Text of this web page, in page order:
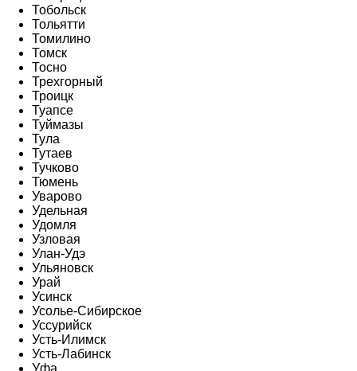
Тобольск
Тольятти
Томилино
Томск
Тосно
Трехгорный
Троицк
Туапсе
Туймазы
Тула
Тутаев
Тучково
Тюмень
Уварово
Удельная
Удомля
Узловая
Улан-Удэ
Ульяновск
Урай
Усинск
Усолье-Сибирское
Уссурийск
Усть-Илимск
Усть-Лабинск
Уфа